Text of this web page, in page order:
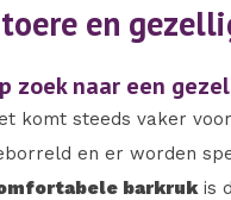
en
zoek naar een
komt steeds vaker
en er worden
barkrukis